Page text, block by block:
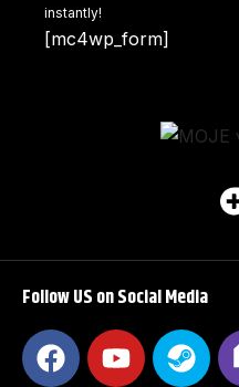
instantly!
[mc4wp_form]
Follow US on Social Media